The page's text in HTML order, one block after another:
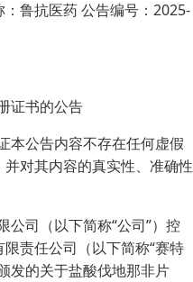
鲁抗医药 公告编号：2025-
证书的公告
本公告内容不存在任何虚假
对其内容的真实性、准确性
公司（以下简称“公司”）控
责任公司（以下简称“赛特
发的关于盐酸伐地那非片